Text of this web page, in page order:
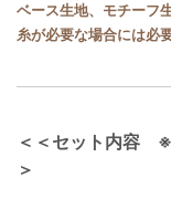
ベース生地、モチーフ
糸が必要な場合には必
＜＜セット内容 ※
＞